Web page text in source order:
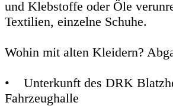
und Klebstoffe oder Öle
Textilien, einzelne Schuhe.
Wohin mit alten Kleidern?
• Unterkunft des DRK
Fahrzeughalle